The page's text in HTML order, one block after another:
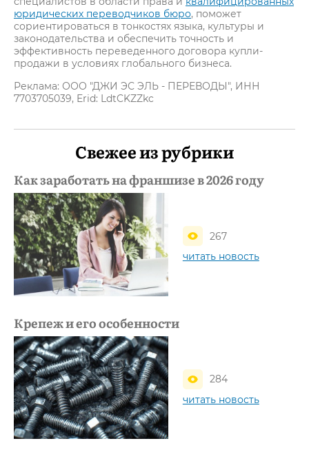
юридических переводчиков бюро, поможет
сориентироваться в тонкостях языка, культуры и
законодательства и обеспечить точность и
эффективность переведенного договора купли-
продажи в условиях глобального бизнеса.
Реклама: ООО "ДЖИ ЭС ЭЛЬ - ПЕРЕВОДЫ", ИНН
7703705039, Erid: LdtCKZZkc
Свежее из рубрики
Как заработать на франшизе в 2026 году
267
читать новость
Крепеж и его особенности
284
читать новость